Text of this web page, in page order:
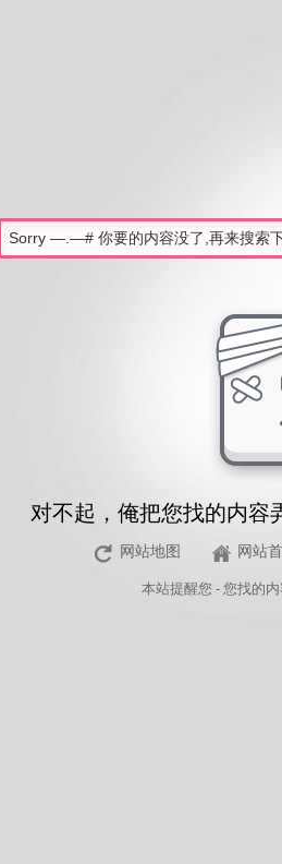
对不起，俺把您找的内容
网站地图 网站
本站提醒您 - 您找的